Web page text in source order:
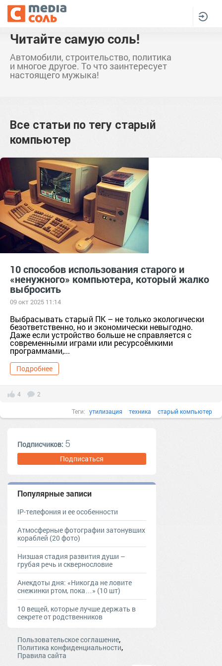
Читайте самую соль!
Автомобили, строительство, политика
и многое другое. То что заинтересует
настоящего мужыка!
Все статьи по тегу старый
компьютер
10 способов использования старого и
«ненужного» компьютера, который жалко
выбросить
09 окт 2025 11:14
Выбрасывать старый ПК – не только экологически
безответственно, но и экономически невыгодно.
Даже если устройство больше не справляется с
современными играми или ресурсоёмкими
программами,...
Подробнее
4 2
Теги: утилизация техника старый компьютер
Подписчиков: 5
Подписаться
Популярные записи
IP-телефония и ее особенности
Атмосферные фотографии затонувших
кораблей (20 фото)
Низшая стадия развития души –
грубая речь и сквернословие
Анекдоты дня: «Никогда не ловите
снежинки ртом, пока…» (10 шт)
10 вещей, которые лучше держать в
секрете от родственников
Пользовательское соглашение,
Политика конфиденциальности,
Правила сайта